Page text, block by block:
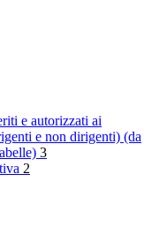
e autorizzati ai
e non dirigenti) (da
3
2